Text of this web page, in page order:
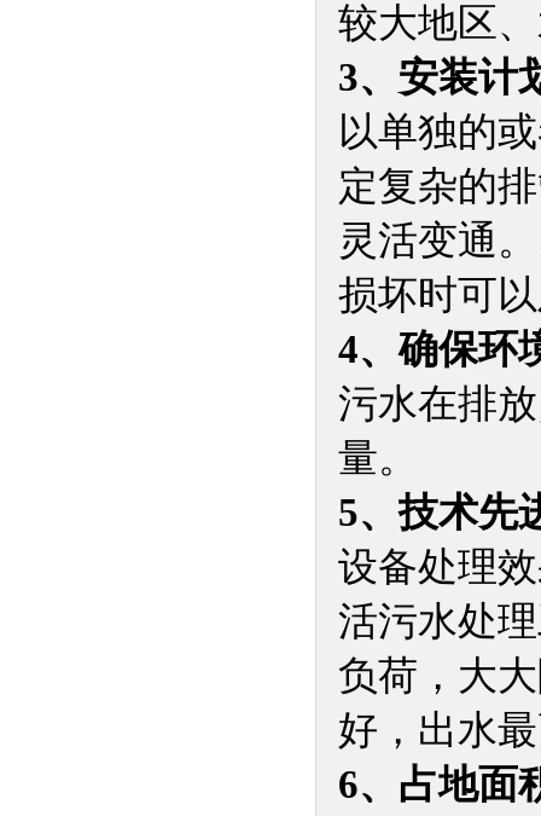
较大地区
3、安装计
以单独的
定复杂的
灵活变通
损坏时可
4、确保环
污水在排
量。
5、技术先
设备处理
活污水处
负荷，大
好，出水
6、占地面